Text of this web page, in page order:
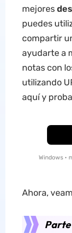
mejores
puedes
compartir
ayudarte a
notas con
utilizando
aquí y
Windows •
Ahora,
Parte